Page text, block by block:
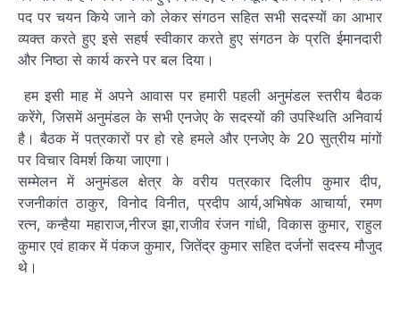
पद पर चयन किये जाने को लेकर संगठन सहित सभी सदस्यों का आभार
व्यक्त करते हुए इसे सहर्ष स्वीकार करते हुए संगठन के प्रति ईमानदारी
और निष्ठा से कार्य करने पर बल दिया।
हम इसी माह में अपने आवास पर हमारी पहली अनुमंडल स्तरीय बैठक
करेंगे, जिसमें अनुमंडल के सभी एनजेए के सदस्यों की उपस्थिति अनिवार्य
है। बैठक में पत्रकारों पर हो रहे हमले और एनजेए के 20 सुत्रीय मांगों
पर विचार विमर्श किया जाएगा।
सम्मेलन में अनुमंडल क्षेत्र के वरीय पत्रकार दिलीप कुमार दीप,
रजनीकांत ठाकुर, विनोद विनीत, प्रदीप आर्य,अभिषेक आचार्या, रमण
रत्न, कन्हैया महाराज,नीरज झा,राजीव रंजन गांधी, विकास कुमार, राहुल
कुमार एवं हाकर में पंकज कुमार, जितेंद्र कुमार सहित दर्जनों सदस्य मौजुद
थे।